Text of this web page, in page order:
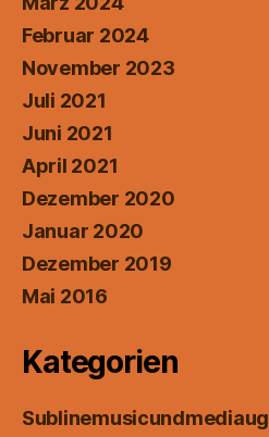
Februar 2024
November 2023
Juli 2021
Juni 2021
April 2021
Dezember 2020
Januar 2020
Dezember 2019
Mai 2016
Kategorien
Sublinemusicundmediaug